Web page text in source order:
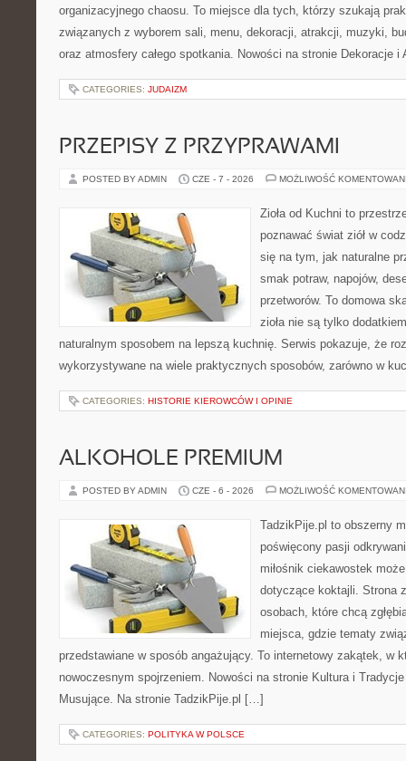
organizacyjnego chaosu. To miejsce dla tych, którzy szukają
związanych z wyborem sali, menu, dekoracji, atrakcji, muzyki,
oraz atmosfery całego spotkania. Nowości na stronie Dekoracje
CATEGORIES: JUDAIZM
PRZEPISY Z PRZYPRAWAMI
POSTED BY ADMIN CZE - 7 - 2026 MOŻLIWOŚĆ
Zioła od Kuchni to
poznawać świat ziół w
się na tym, jak naturalne
smak potraw, napojów,
przetworów. To domowa
zioła nie są tylko
naturalnym sposobem na lepszą kuchnię. Serwis pokazuje, że
wykorzystywane na wiele praktycznych sposobów, zarówno w
CATEGORIES: HISTORIE KIEROWCÓW I OPINIE
ALKOHOLE PREMIUM
POSTED BY ADMIN CZE - 6 - 2026 MOŻLIWOŚĆ
TadzikPije.pl to obszerny
poświęcony pasji
miłośnik ciekawostek
dotyczące koktajli. Strona
osobach, które chcą
miejsca, gdzie tematy
przedstawiane w sposób angażujący. To internetowy zakątek, w
nowoczesnym spojrzeniem. Nowości na stronie Kultura i
Musujące. Na stronie TadzikPije.pl […]
CATEGORIES: POLITYKA W POLSCE